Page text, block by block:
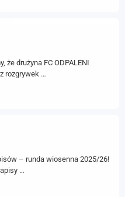
że drużyna FC ODPALENI
rozgrywek …
– runda wiosenna 2025/26!
…